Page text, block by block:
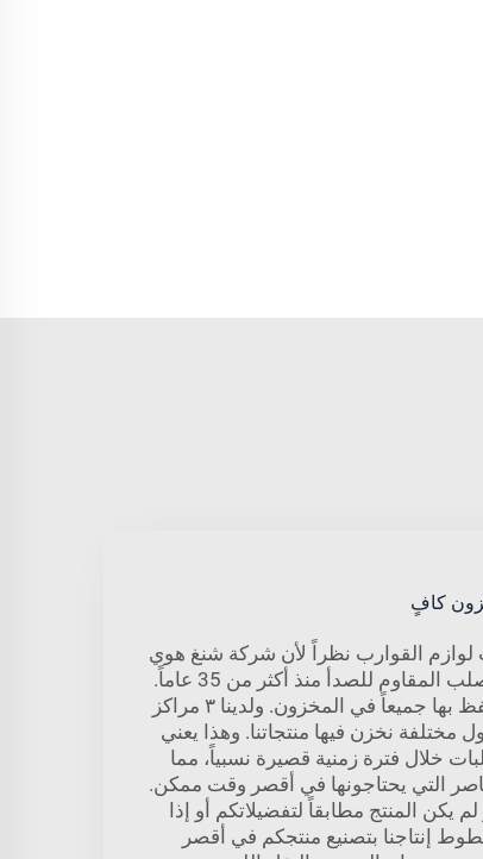
كافٍ
القوارب نظراً لأن شركة شنغ هوي
تعمل في مجال الصب الدقيق للصلب المقاوم للصدأ منذ أكثر من 35 عاماً.
ونمتلك أكثر من ٣٠٠٠ منتج، ونحتفظ بها جميعاً في المخزون. ولدينا ٣ مراكز
نخزن فيها منتجاتنا. وهذا يعني
خلال فترة زمنية قصيرة نسبياً، مما
التي يحتاجونها في أقصر وقت ممكن.
المنتج مطابقاً لتفضيلاتكم أو إذا
إنتاجنا بتصنيع منتجكم في أقصر